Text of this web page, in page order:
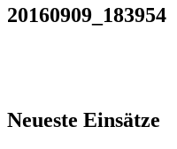
20160909_183954
Neueste Einsätze